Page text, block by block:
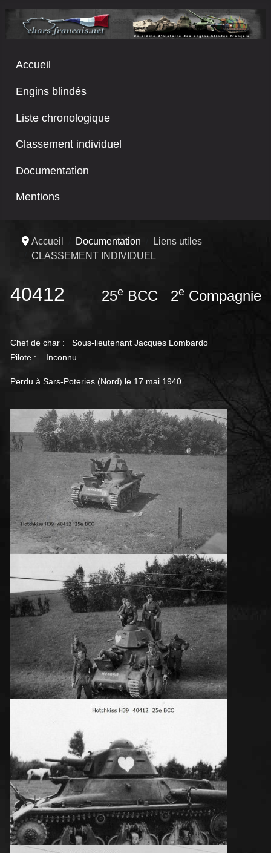
Accueil
Engins blindés
Liste chronologique
Classement individuel
Documentation
Mentions
Accueil Documentation
Liens utiles
CLASSEMENT INDIVIDUEL
40412 25e BCC 2e Compagnie
Chef de char :
Sous-lieutenant Jacques Lombardo
Pilote : Inconnu
Perdu à Sars-Poteries (Nord) le 17 mai 1940